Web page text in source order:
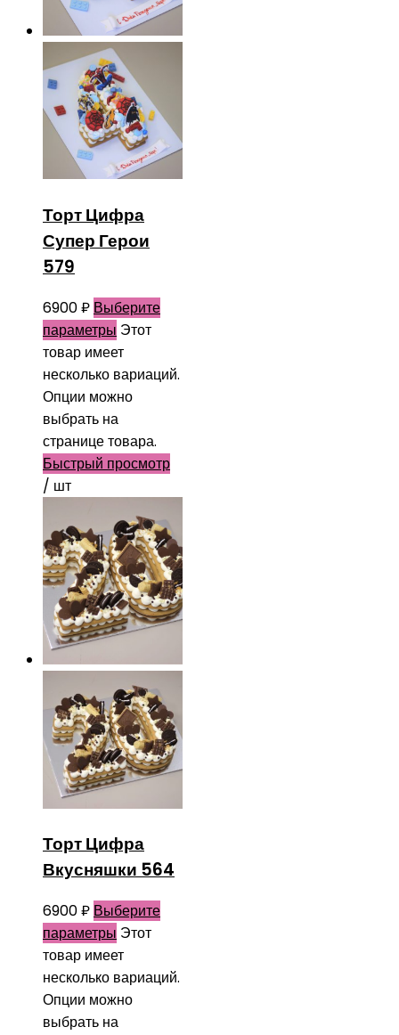
Торт Цифра
Супер Герои
579
6900₽ Выберите
параметры Этот
товар имеет
несколько вариаций.
Опции можно
выбрать на
странице товара.
Быстрый просмотр
/ шт
Торт Цифра
Вкусняшки 564
6900₽ Выберите
параметры Этот
товар имеет
несколько вариаций.
Опции можно
выбрать на